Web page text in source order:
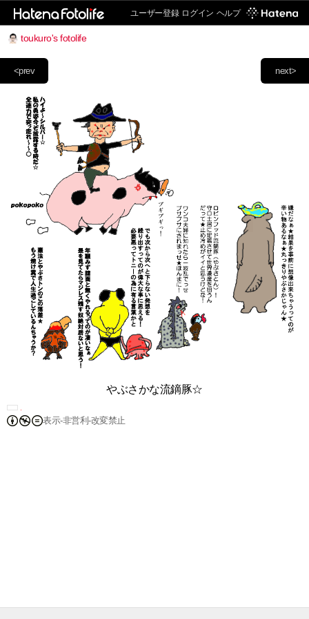
ユーザー登録 ログイン ヘルプ
toukuro's fotolife
next>
<prev
やぶさかな流鏑豚☆
表示-非営利-改変禁止